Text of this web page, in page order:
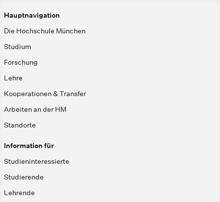
Hauptnavigation
Die Hochschule München
Studium
Forschung
Lehre
Kooperationen & Transfer
Arbeiten an der HM
Standorte
Information für
Studieninteressierte
Studierende
Lehrende